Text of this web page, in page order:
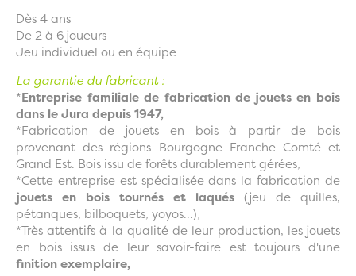
Dès 4 ans
De 2 à 6 joueurs
Jeu individuel ou en équipe
La garantie du fabricant :
*Entreprise familiale de fabrication de jouets en bois
dans le Jura depuis 1947,
*Fabrication de jouets en bois à partir de bois
provenant des régions Bourgogne Franche Comté et
Grand Est. Bois issu de forêts durablement gérées,
*Cette entreprise est spécialisée dans la fabrication de
jouets en bois tournés et laqués (jeu de quilles,
pétanques, bilboquets, yoyos...),
*Très attentifs à la qualité de leur production, les jouets
en bois issus de leur savoir-faire est toujours d'une
finition exemplaire,